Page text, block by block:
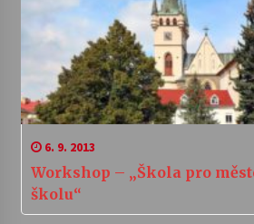
6. 9. 2013
Workshop – „Škola pro
školu“